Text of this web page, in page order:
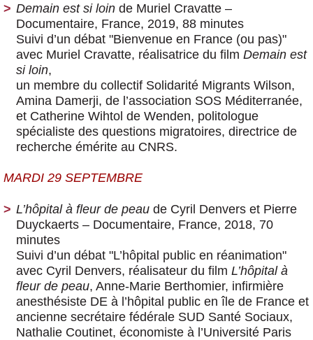
Demain est si loin de Muriel Cravatte –
Documentaire, France, 2019, 88 minutes
Suivi d’un débat "Bienvenue en France (ou pas)"
avec Muriel Cravatte, réalisatrice du film Demain est
si loin,
un membre du collectif Solidarité Migrants Wilson,
Amina Damerji, de l’association SOS Méditerranée,
et Catherine Wihtol de Wenden, politologue
spécialiste des questions migratoires, directrice de
recherche émérite au CNRS.
MARDI 29 SEPTEMBRE
L’hôpital à fleur de peau de Cyril Denvers et Pierre
Duyckaerts – Documentaire, France, 2018, 70
minutes
Suivi d’un débat "L’hôpital public en réanimation"
avec Cyril Denvers, réalisateur du film L’hôpital à
fleur de peau, Anne-Marie Berthomier, infirmière
anesthésiste DE à l’hôpital public en île de France et
ancienne secrétaire fédérale SUD Santé Sociaux,
Nathalie Coutinet, économiste à l’Université Paris